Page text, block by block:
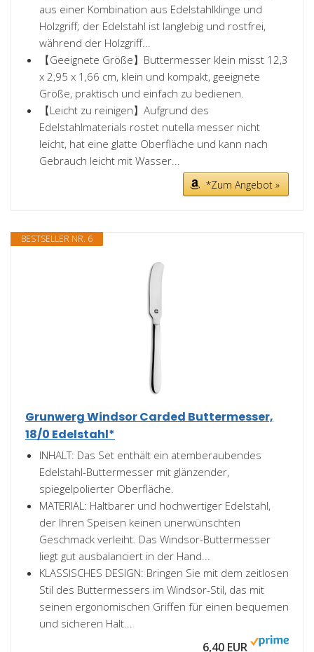
aus einer Kombination aus Edelstahlklinge und
Holzgriff; der Edelstahl ist langlebig und rostfrei,
während der Holzgriff...
【Geeignete Größe】Buttermesser klein misst 12,3
x 2,95 x 1,66 cm, klein und kompakt, geeignete
Größe, praktisch und einfach zu bedienen.
【Leicht zu reinigen】Aufgrund des
Edelstahlmaterials rostet nutella messer nicht
leicht, hat eine glatte Oberfläche und kann nach
Gebrauch leicht mit Wasser...
*Zum Angebot »
BESTSELLER NR. 6
Grunwerg Windsor Carded Buttermesser,
18/0 Edelstahl*
INHALT: Das Set enthält ein atemberaubendes
Edelstahl-Buttermesser mit glänzender,
spiegelpolierter Oberfläche.
MATERIAL: Haltbarer und hochwertiger Edelstahl,
der Ihren Speisen keinen unerwünschten
Geschmack verleiht. Das Windsor-Buttermesser
liegt gut ausbalanciert in der Hand...
KLASSISCHES DESIGN: Bringen Sie mit dem zeitlosen
Stil des Buttermessers im Windsor-Stil, das mit
seinen ergonomischen Griffen für einen bequemen
und sicheren Halt...
6,40 EUR